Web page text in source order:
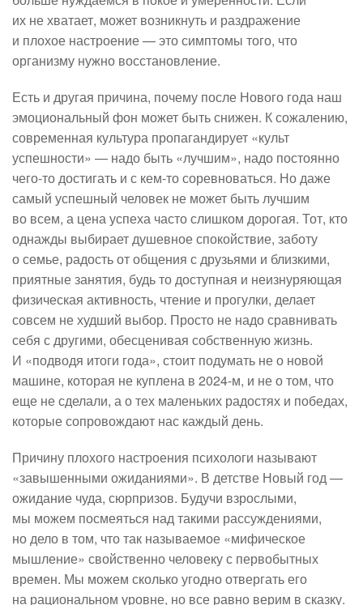
их не хватает, может возникнуть и раздражение
и плохое настроение — это симптомы того, что
организму нужно восстановление.
Есть и другая причина, почему после Нового года наш
эмоциональный фон может быть снижен. К сожалению,
современная культура пропагандирует «культ
успешности» — надо быть «лучшим», надо постоянно
чего-то достигать и с кем-то соревноваться. Но даже
самый успешный человек не может быть лучшим
во всем, а цена успеха часто слишком дорогая. Тот, кто
однажды выбирает душевное спокойствие, заботу
о семье, радость от общения с друзьями и близкими,
приятные занятия, будь то доступная и неизнуряющая
физическая активность, чтение и прогулки, делает
совсем не худший выбор. Просто не надо сравнивать
себя с другими, обесценивая собственную жизнь.
И «подводя итоги года», стоит подумать не о новой
машине, которая не куплена в 2024-м, и не о том, что
еще не сделали, а о тех маленьких радостях и победах,
которые сопровождают нас каждый день.
Причину плохого настроения психологи называют
«завышенными ожиданиями». В детстве Новый год —
ожидание чуда, сюрпризов. Будучи взрослыми,
мы можем посмеяться над такими рассуждениями,
но дело в том, что так называемое «мифическое
мышление» свойственно человеку с первобытных
времен. Мы можем сколько угодно отвергать его
на рациональном уровне, но все равно верим в сказку.